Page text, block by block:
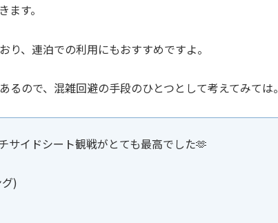
す。
り、連泊での利用にもおすすめですよ。
ので、混雑回避の手段のひとつとして考えてみては。
サイドシート観戦がとても最高でした🫶
)